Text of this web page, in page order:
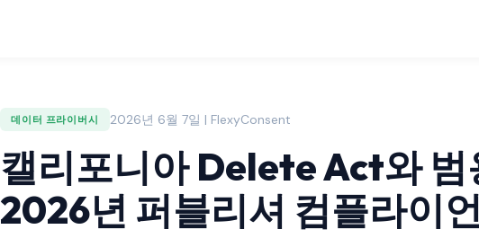
데이터 프라이버시 2026년 6월 7일 | FlexyConsent
캘리포니아 Delete Act와 범
2026년 퍼블리셔 컴플라이